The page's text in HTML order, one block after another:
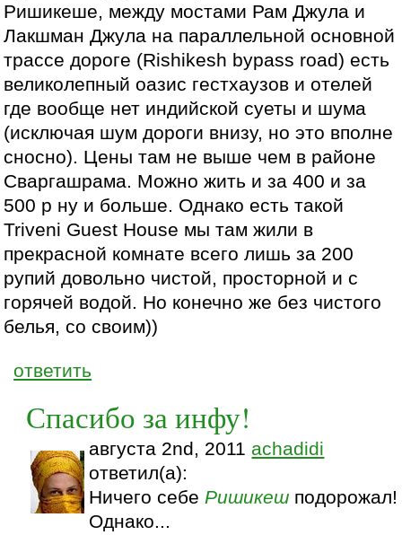
Ришикеше, между мостами Рам Джула и
Лакшман Джула на параллельной основной
трассе дороге (Rishikesh bypass road) есть
великолепный оазис гестхаузов и отелей
где вообще нет индийской суеты и шума
(исключая шум дороги внизу, но это вполне
сносно). Цены там не выше чем в районе
Сваргашрама. Можно жить и за 400 и за
500 р ну и больше. Однако есть такой
Triveni Guest House мы там жили в
прекрасной комнате всего лишь за 200
рупий довольно чистой, просторной и с
горячей водой. Но конечно же без чистого
белья, со своим))
ответить
Спасибо за инфу!
августа 2nd, 2011 achadidi
ответил(а):
Ничего себе Ришикеш подорожал!
Однако...